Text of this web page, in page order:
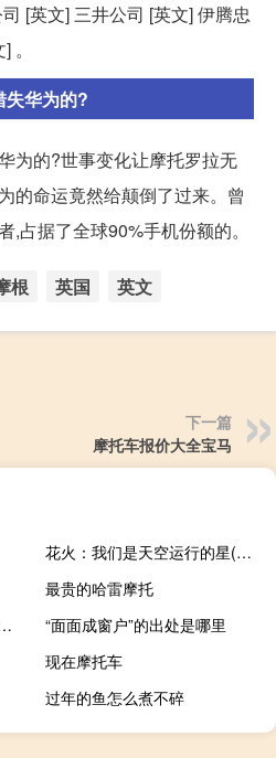
[英文] 三井公司 [英文] 伊腾忠
。
失华为的?
为的?世事变化让摩托罗拉无
的命运竟然给颠倒了过来。曾
,占据了全球90%手机份额的。
根 英国 英文
下一篇
摩托车报价大全宝马
花火：我们是天空运行的星(关于花火：我们是天空运行的星简述)
最贵的哈雷摩托
（关于秋天的儿歌有哪些）
“面面成窗户”的出处是哪里
现在摩托车
过年的鱼怎么煮不碎